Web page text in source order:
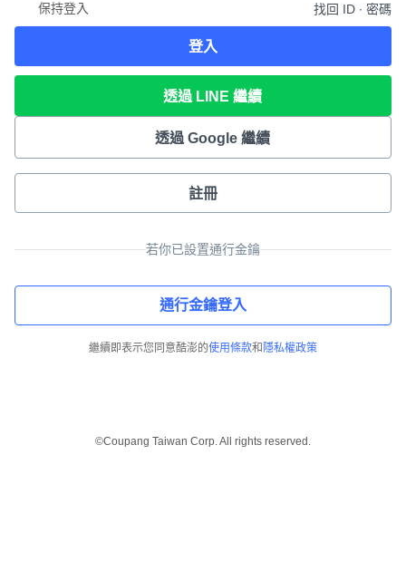
保持登入 找回 ID ∙ 密碼
登入
透過 LINE 繼續
透過 Google 繼續
註冊
若你已設置通行金鑰
通行金鑰登入
繼續即表示您同意酷澎的使用條款和 隱私權政策
©Coupang Taiwan Corp. All rights reserved.